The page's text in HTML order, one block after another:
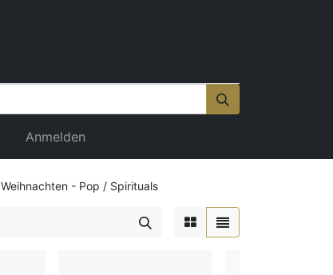
Anmelden
Weihnachten - Pop / Spirituals